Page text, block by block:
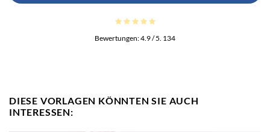
Bewertungen:4.9/ 5. 134
DIESE VORLAGEN KÖNNTEN SIE AUCH
INTERESSEN: